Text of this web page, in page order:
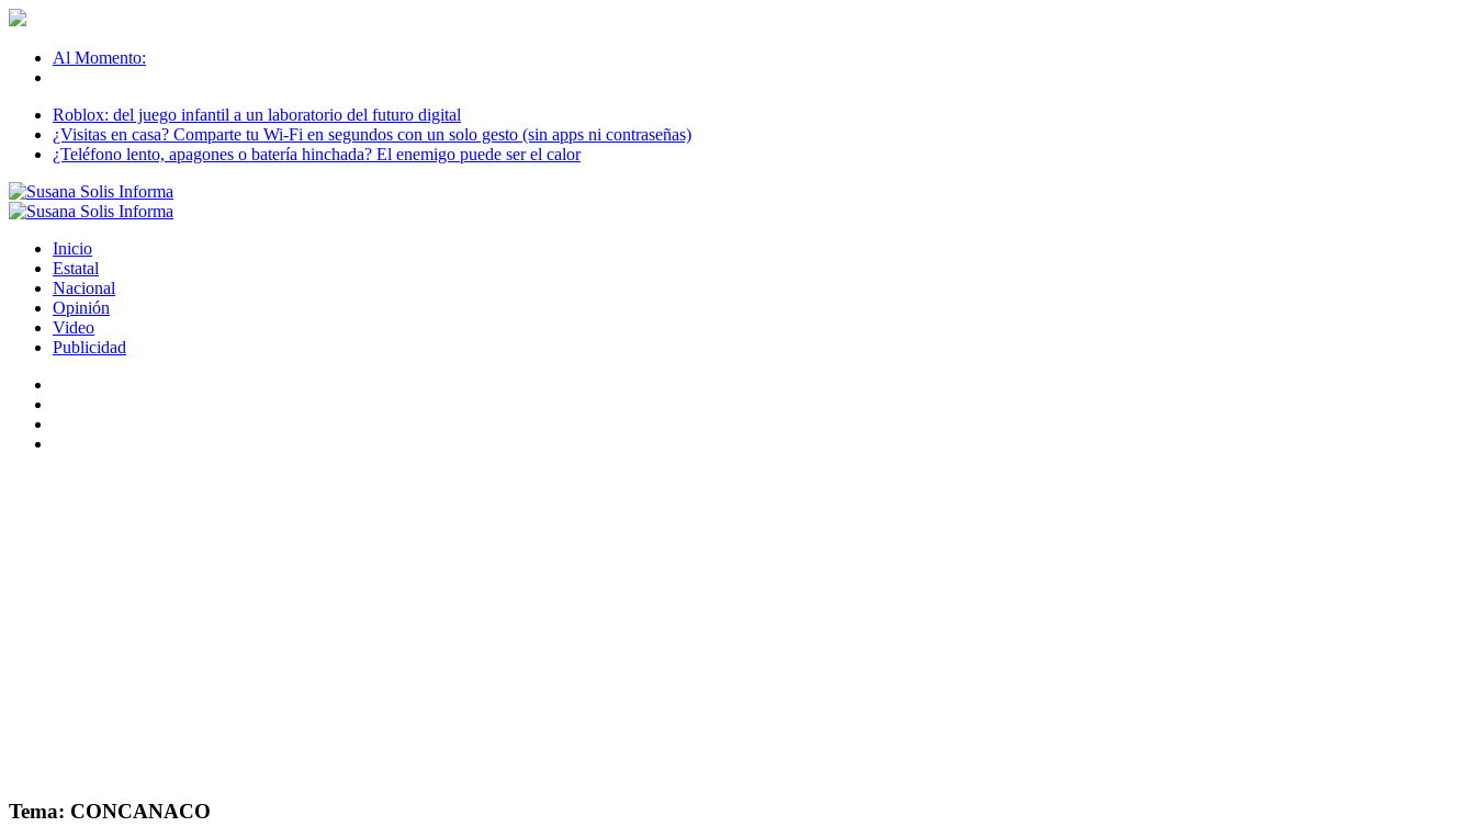
Al Momento:
Roblox: del juego infantil a un laboratorio del futuro digital
¿Visitas en casa? Comparte tu Wi-Fi en segundos con un solo gesto (sin apps ni contraseñas)
¿Teléfono lento, apagones o batería hinchada? El enemigo puede ser el calor
Inicio
Estatal
Nacional
Opinión
Video
Publicidad
Tema: CONCANACO